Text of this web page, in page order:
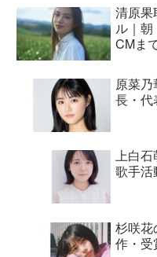
清原果
ル｜
CMま
原菜
長・代
上白石
歌手活
杉咲花
作・受